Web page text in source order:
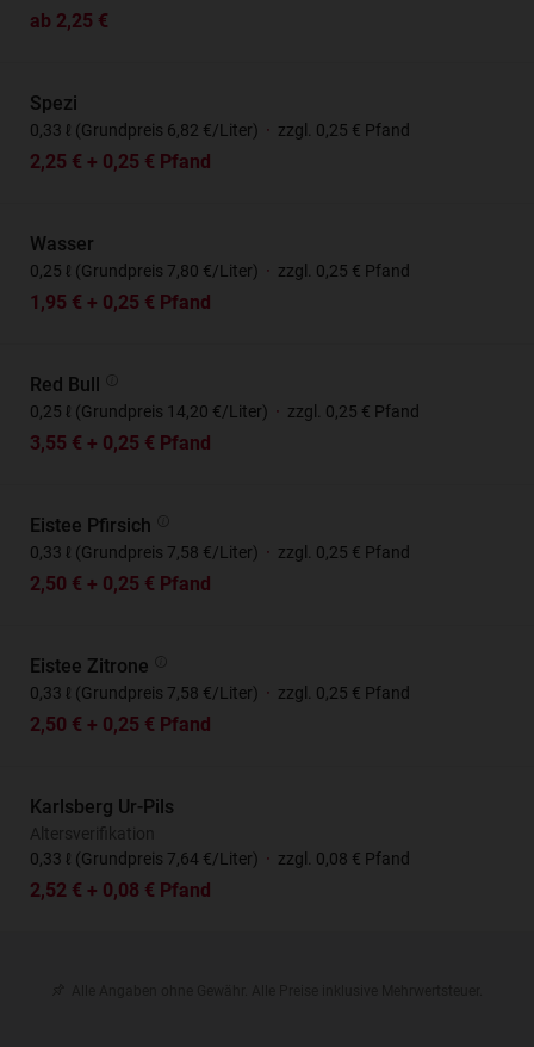
ab 2,25 €
Spezi
0,33 ℓ (Grundpreis 6,82 €/Liter) · zzgl. 0,25 € Pfand
2,25 € + 0,25 € Pfand
Wasser
0,25 ℓ (Grundpreis 7,80 €/Liter) · zzgl. 0,25 € Pfand
1,95 € + 0,25 € Pfand
Red Bull
0,25 ℓ (Grundpreis 14,20 €/Liter) · zzgl. 0,25 € Pfand
3,55 € + 0,25 € Pfand
Eistee Pfirsich
0,33 ℓ (Grundpreis 7,58 €/Liter) · zzgl. 0,25 € Pfand
2,50 € + 0,25 € Pfand
Eistee Zitrone
0,33 ℓ (Grundpreis 7,58 €/Liter) · zzgl. 0,25 € Pfand
2,50 € + 0,25 € Pfand
Karlsberg Ur-Pils
Altersverifikation
0,33 ℓ (Grundpreis 7,64 €/Liter) · zzgl. 0,08 € Pfand
2,52 € + 0,08 € Pfand